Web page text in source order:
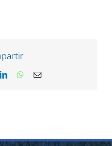
LinkedInWhatsApp
Correo